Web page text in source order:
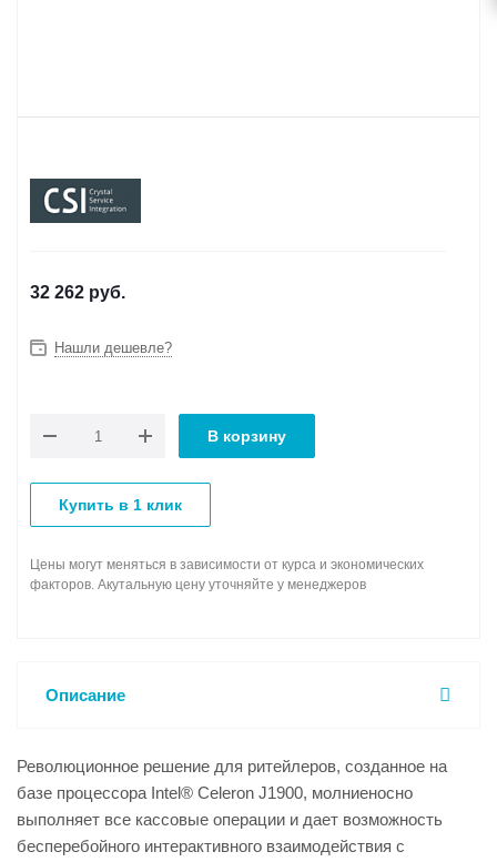
32 262 руб.
Нашли дешевле?
В корзину
Купить в 1 клик
Цены могут меняться в зависимости от курса и экономических
факторов. Акутальную цену уточняйте у менеджеров
Описание
Революционное решение для ритейлеров, созданное на
базе процессора Intel® Celeron J1900, молниеносно
выполняет все кассовые операции и дает возможность
бесперебойного интерактивного взаимодействия с